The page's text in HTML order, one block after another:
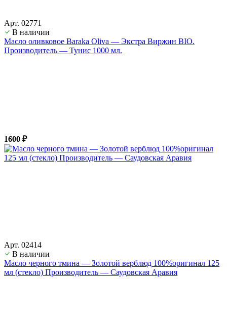
Арт. 02771
В наличии
Масло оливковое Baraka Oliva — Экстра Виржин BIO.
Производитель — Тунис 1000 мл.
1600 ₽
Арт. 02414
В наличии
Масло черного тмина — Золотой верблюд 100%оригинал 125
мл (стекло) Производитель — Саудовская Аравия